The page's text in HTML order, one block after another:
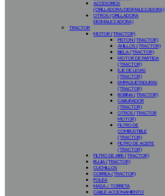
ACCESORIOS
(ORILLADORA/DESMALEZADORA)
OTROS (ORILLADORA
DESMALEZADORA)
TRACTOR
MOTOR (TRACTOR)
PISTON (TRACTOR)
ANILLOS (TRACTOR)
BIELA (TRACTOR)
MOTOR DE PARTIDA
(TRACTOR)
EJE DE LEVAS
(TRACTOR)
EMPAQUETADURAS
(TRACTOR)
BOBINA (TRACTOR)
CABURADOR
(TRACTOR)
OTROS (TRACTOR
MOTOR)
FILTRO DE
COMBUSTIBLE
(TRACTOR)
FILTRO DE ACEITE
(TRACTOR)
FILTRO DE AIRE (TRACTOR)
BUJIA (TRACTOR)
CUCHILLOS
CORREA (TRACTOR)
POLEA
MASA / TORRETA
CABLE ACCIONAMIENTO